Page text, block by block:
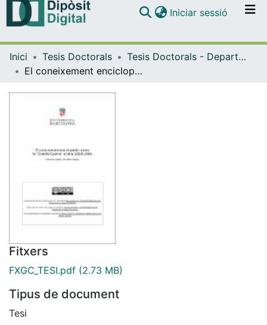
Navega per tot el DD
Com publicar
Iniciar sessió (current)
Inici Tesis Doctorals
Tesis Doctorals - Departament - Biblioteconomia, Documentació i Comunicació Audiovisual
El coneixement enciclopèdic sobre la “Grande Guerra” a Itàlia (1918-1940)
Fitxers
FXGC_TESI.pdf (2.73 MB)
Tipus de document
Tesi